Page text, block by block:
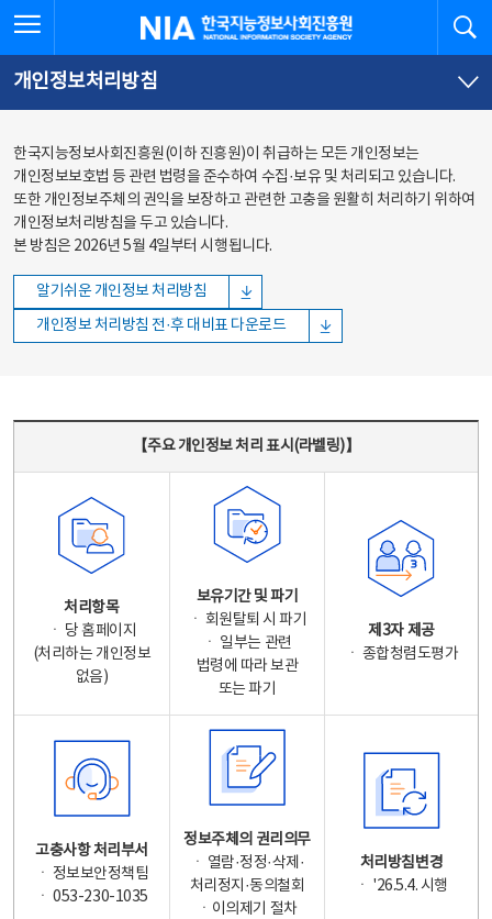
바로가기
바로가기
한국지능정보사회진흥원
개인정보처리방침
한국지능정보사회진흥원(이하 진흥원)이 취급하는 모든 개인정보는
개인정보보호법 등 관련 법령을 준수하여 수집·보유 및 처리되고 있습니다.
또한 개인정보주체의 권익을 보장하고 관련한 고충을 원활히 처리하기 위하여
개인정보처리방침을 두고 있습니다.
본 방침은 2026년 5월 4일부터 시행됩니다.
알기쉬운 개인정보 처리방침
개인정보 처리방침 전·후 대비표 다운로드
【주요 개인정보 처리 표시(라벨링)】
처리항목
ㆍ 당 홈페이지
(처리하는 개인정보
없음)
보유기간 및 파기
ㆍ 회원탈퇴 시 파기
ㆍ 일부는 관련
법령에 따라 보관
또는 파기
제3자 제공
ㆍ 종합청렴도평가
고충사항 처리부서
ㆍ 정보보안정책팀
ㆍ 053-230-1035
정보주체의 권리의무
ㆍ 열람·정정·삭제·
처리정지·동의철회
ㆍ이의제기 절차
처리방침변경
ㆍ '26.5.4. 시행